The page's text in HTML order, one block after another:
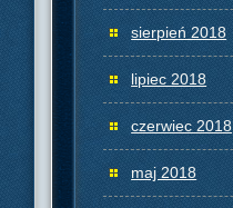
sierpień 2018
lipiec 2018
czerwiec 2018
maj 2018